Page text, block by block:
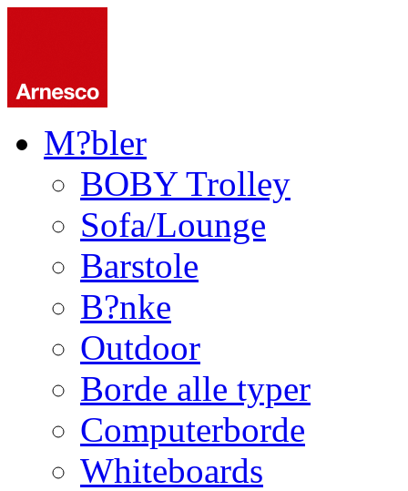
M?bler
BOBY Trolley
Sofa/Lounge
Barstole
B?nke
Outdoor
Borde alle typer
Computerborde
Whiteboards